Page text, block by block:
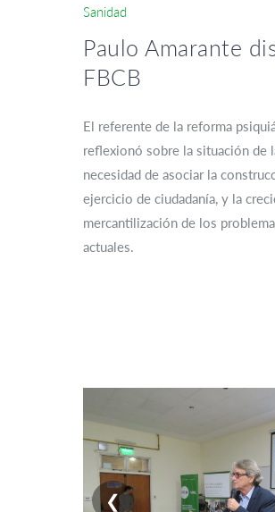
Sanidad
Paulo Amarante
FBCB
El referente de la reforma
reflexionó sobre la situación de
necesidad de asociar la
ejercicio de ciudadanía, y la
mercantilización de los
actuales.
❮